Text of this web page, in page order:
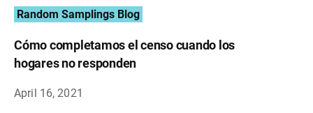
Random Samplings Blog
Cómo completamos el censo cuando los
hogares no responden
April 16, 2021